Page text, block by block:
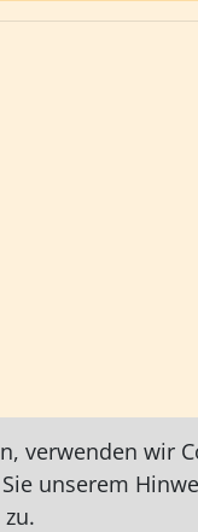
verwenden wir
unserem